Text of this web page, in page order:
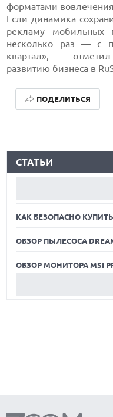
форматами
Если динамика
рекламу мобильных
несколько раз — с
квартал», — отметил
развитию бизнеса в
ПОДЕЛИТЬСЯ
СТАТЬИ
ОБЗОР МОНИТОРА MSI
КАК БЕЗОПАСНО
ОБЗОР ПЫЛЕСОСА
ОБЗОР МОНИТОРА MSI
КАК БЕЗОПАСНО